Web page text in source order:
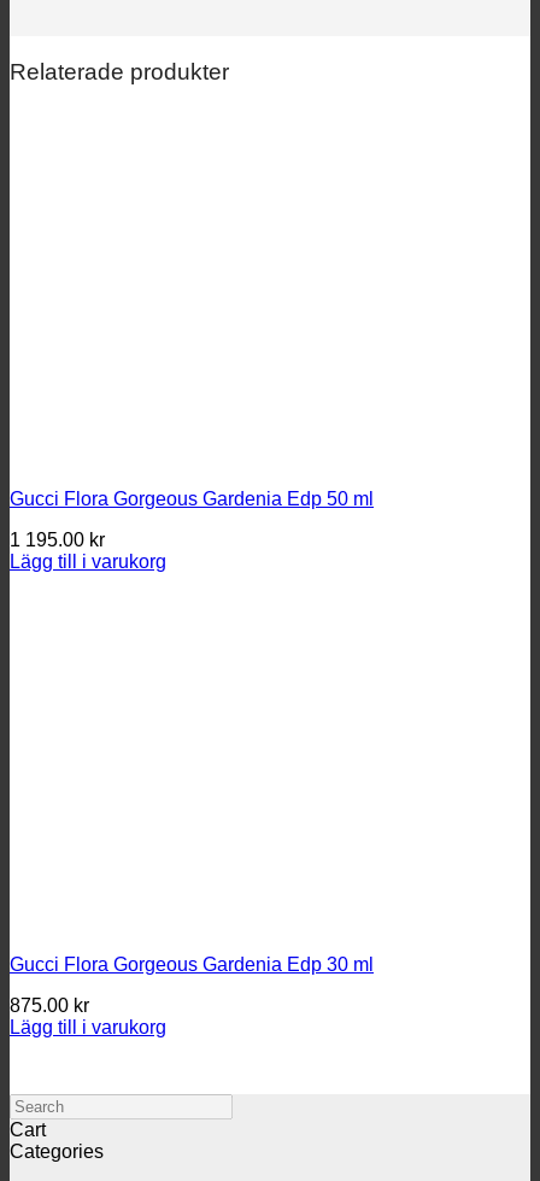
Relaterade produkter
Gucci Flora Gorgeous Gardenia Edp 50 ml
1 195.00 kr
Lägg till i varukorg
Gucci Flora Gorgeous Gardenia Edp 30 ml
875.00 kr
Lägg till i varukorg
Search
Cart
Categories